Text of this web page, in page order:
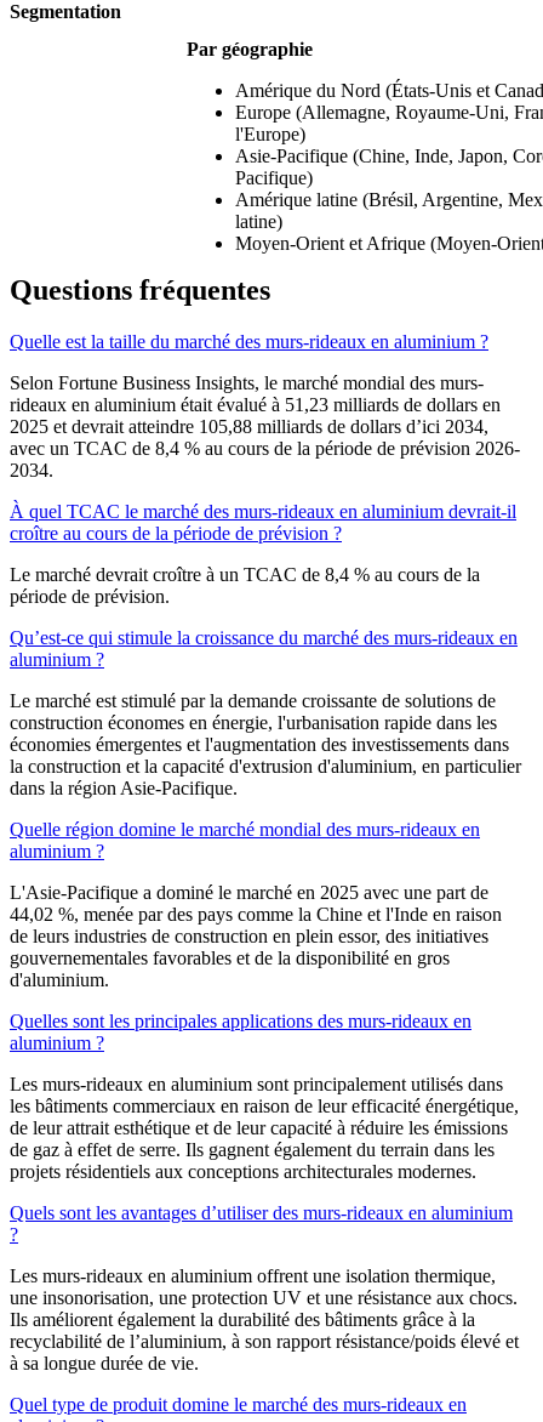
Segmentation
Par géographie
Amérique du Nord (États-Unis et
Europe (Allemagne, Royaume-Uni,
l'Europe)
Asie-Pacifique (Chine, Inde, Japon,
Pacifique)
Amérique latine (Brésil, Argentine,
latine)
Moyen-Orient et Afrique (Moyen-
Questions fréquentes
Quelle est la taille du marché des murs-rideaux en aluminium ?
Selon Fortune Business Insights, le marché mondial des murs-
rideaux en aluminium était évalué à 51,23 milliards de dollars en
2025 et devrait atteindre 105,88 milliards de dollars d’ici 2034,
avec un TCAC de 8,4 % au cours de la période de prévision 2026-
2034.
À quel TCAC le marché des murs-rideaux en aluminium devrait-il
croître au cours de la période de prévision ?
Le marché devrait croître à un TCAC de 8,4 % au cours de la
période de prévision.
Qu’est-ce qui stimule la croissance du marché des murs-rideaux en
aluminium ?
Le marché est stimulé par la demande croissante de solutions de
construction économes en énergie, l'urbanisation rapide dans les
économies émergentes et l'augmentation des investissements dans
la construction et la capacité d'extrusion d'aluminium, en particulier
dans la région Asie-Pacifique.
Quelle région domine le marché mondial des murs-rideaux en
aluminium ?
L'Asie-Pacifique a dominé le marché en 2025 avec une part de
44,02 %, menée par des pays comme la Chine et l'Inde en raison
de leurs industries de construction en plein essor, des initiatives
gouvernementales favorables et de la disponibilité en gros
d'aluminium.
Quelles sont les principales applications des murs-rideaux en
aluminium ?
Les murs-rideaux en aluminium sont principalement utilisés dans
les bâtiments commerciaux en raison de leur efficacité énergétique,
de leur attrait esthétique et de leur capacité à réduire les émissions
de gaz à effet de serre. Ils gagnent également du terrain dans les
projets résidentiels aux conceptions architecturales modernes.
Quels sont les avantages d’utiliser des murs-rideaux en aluminium
?
Les murs-rideaux en aluminium offrent une isolation thermique,
une insonorisation, une protection UV et une résistance aux chocs.
Ils améliorent également la durabilité des bâtiments grâce à la
recyclabilité de l’aluminium, à son rapport résistance/poids élevé et
à sa longue durée de vie.
Quel type de produit domine le marché des murs-rideaux en